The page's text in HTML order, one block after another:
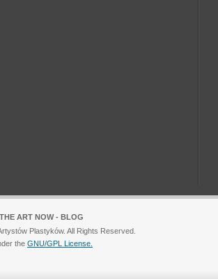
THE ART NOW - BLOG
Plastyków. All Rights Reserved.
theGNU/GPL License.